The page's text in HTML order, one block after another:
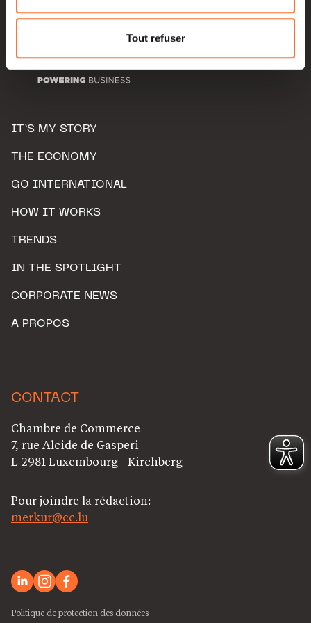
Pour de plus amples informations sur la manière dont
nous utilisons lescookies et sommes amenés à traiter
Charte d’usage des cookieset notrePolitique de
protection des données personnelles.
Tout refuser
IT’S MY STORY
THE ECONOMY
GO INTERNATIONAL
HOW IT WORKS
TRENDS
IN THE SPOTLIGHT
CORPORATE NEWS
A PROPOS
CONTACT
Chambre de Commerce
7, rue Alcide de Gasperi
L-2981 Luxembourg - Kirchberg
Pour joindre la rédaction:
merkur@cc.lu
Politique de protection des données